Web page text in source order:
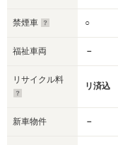
禁煙車 ○
福祉車両 －
リサイクル料
リ済込
新車物件 －